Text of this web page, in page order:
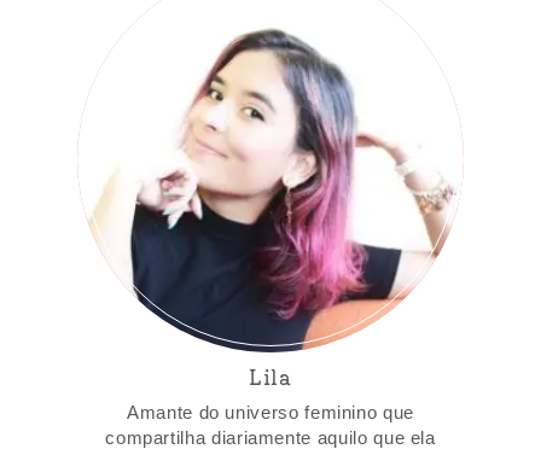
Lila
Amante do universo feminino que
compartilha diariamente aquilo que ela